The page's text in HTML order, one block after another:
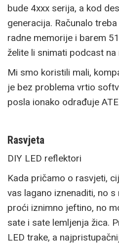
bude 4xxx serija, a kod
generacija. Računalo
radne memorije i barem
želite li snimati podcast
Mi smo koristili mali,
je bez problema vrtio
posla ionako odrađuje
Rasvjeta
DIY LED reflektori
Kada pričamo o rasvjeti,
vas lagano iznenaditi, no
proći iznimno jeftino, no
sate i sate lemljenja žica.
LED trake, a